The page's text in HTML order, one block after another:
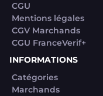
CGU
Mentions légales
CGV Marchands
CGU FranceVerif+
INFORMATIONS
Catégories
Marchands